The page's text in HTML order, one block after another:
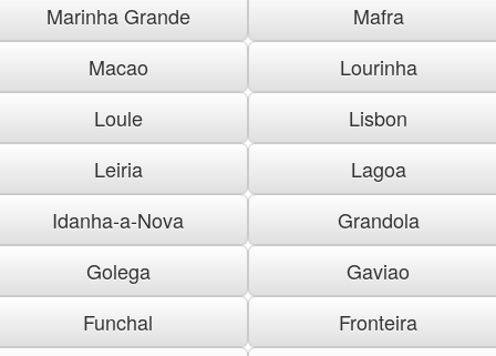
Marinha Grande
Mafra
Macao
Lourinha
Loule
Lisbon
Leiria
Lagoa
Idanha-a-Nova
Grandola
Golega
Gaviao
Funchal
Fronteira